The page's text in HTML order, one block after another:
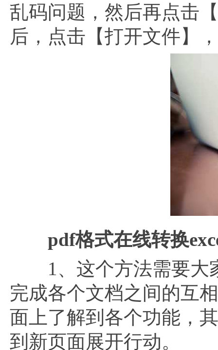
乱码问题，然后再点击
后，点击【打开文件】
pdf格式在线转换
1、这个方法需要大家
完成各个文档之间的互
面上了解到各个功能，
到新页面展开行动。